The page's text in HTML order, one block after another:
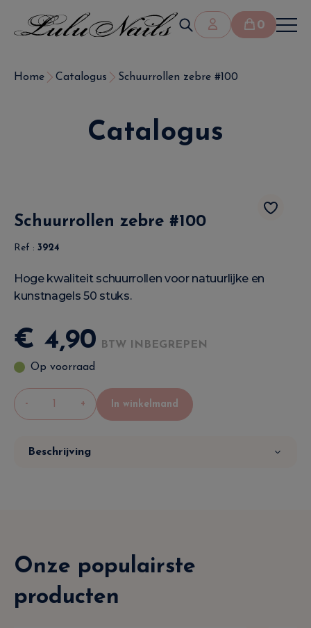
0
Home Catalogus Schuurrollen zebre #100
Catalogus
Schuurrollen zebre #100
Ref : 3924
Hoge kwaliteit schuurrollen voor natuurlijke en
kunstnagels 50 stuks.
€ 4,90
BTW INBEGREPEN
Op voorraad
- + In winkelmand
Beschrijving
Onze populairste
producten